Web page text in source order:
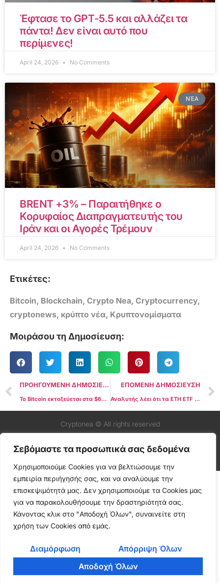
Σεβόμαστε τα προσωπικά σας δεδομένα
Χρησιμοποιούμε Cookies για να βελτιώσουμε την
εμπειρία περιήγησής σας, και να αναλύουμε την
επισκεψιμότητά μας. Δεν χρησιμοποιούμε τα Cookies μας
για να παρακολουθήσουμε την δραστηριότητά σας.
Κάνοντας κλικ στο "Αποδοχή Όλων", συναινείτε στη
χρήση των Cookies από εμάς.
Διαμόρφωση
Απόρριψη Όλων
Αποδοχή Όλων
Έφτασε το GPT-5.5 και αλλάζει τα
πάντα! Δεν είναι αυτό που
περίμενες!
April 24, 2026 No Comments
ΝΈΑ
BRENT +3% – Παραιτήθηκε ο
Κορυφαίος Διαπραγματευτής του
Ιράν και οι Αγορές Τρέμουν
April 24, 2026 No Comments
Ετικέτες:
Bitcoin, Blockchain, Crypto Nea, Cryptocurrency,
cryptonews, κρύπτο νέα, Κρυπτονομίσματα
Μοιράσου τη Δημοσίευση:
ΠΡΟΗΓΟΥΜΕΝΗ ΔΗΜΟΣΙΕΥΣΗ
Το Bitcoin εκτοξεύεται στα $67K καθώς ο Trump προετοιμάζεται για την ομιλία του στο Νάσβιλ
ΕΠΟΜΕΝΗ ΔΗΜΟΣΙΕΥΣΗ
Αναλυτής λέει ότι τα ETH ETF κυκλοφόρησαν σε «αδύναμη αγορά» και θα μπορούσαν να πιέσουν το Bitcoin
Cryptonea © All rights reserved